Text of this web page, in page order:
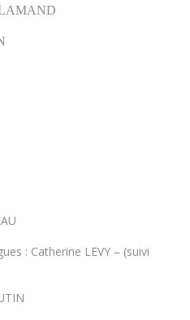
: Catherine LEVY – (suivi